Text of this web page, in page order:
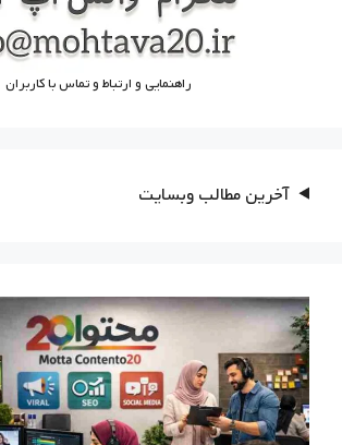
راهنمایی و ارتباط و تماس با کاربران
آخرین مطالب وبسایت